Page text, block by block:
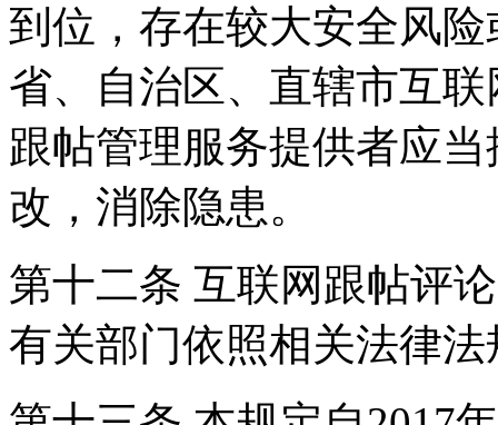
到位，存在较大安全风
省、自治区、直辖市互
跟帖管理服务提供者应
改，消除隐患。
第十二条 互联网跟帖评
有关部门依照相关法律